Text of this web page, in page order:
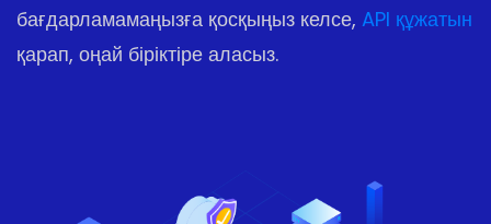
бағдарламамаңызға қосқыңыз келсе, API құжатын
қарап, оңай біріктіре аласыз.